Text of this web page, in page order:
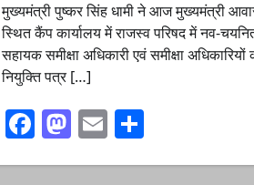
मुख्यमंत्री पुष्कर सिंह धामी ने आज मुख्यमंत्री
स्थित कैंप कार्यालय में राजस्व परिषद में नव-
सहायक समीक्षा अधिकारी एवं समीक्षा अधिकारियों
नियुक्ति पत्र […]
Facebook
Mastodon
EmailShare